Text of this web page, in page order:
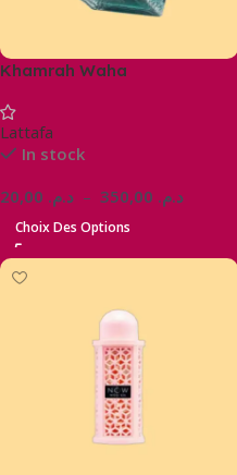
Khamrah Waha
Lattafa
In stock
د.م. – د.م.
Choix Des Options